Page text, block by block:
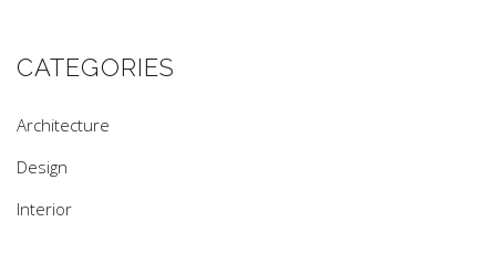
CATEGORIES
Architecture
Design
Interior